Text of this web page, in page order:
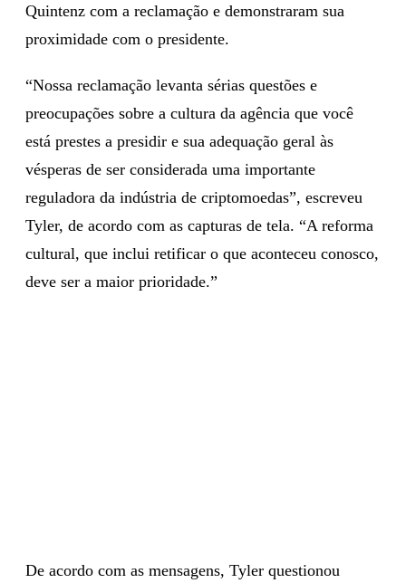
Quintenz com a reclamação e demonstraram sua
proximidade com o presidente.
“Nossa reclamação levanta sérias questões e
preocupações sobre a cultura da agência que você
está prestes a presidir e sua adequação geral às
vésperas de ser considerada uma importante
reguladora da indústria de criptomoedas”, escreveu
Tyler, de acordo com as capturas de tela. “A reforma
cultural, que inclui retificar o que aconteceu conosco,
deve ser a maior prioridade.”
De acordo com as mensagens, Tyler questionou